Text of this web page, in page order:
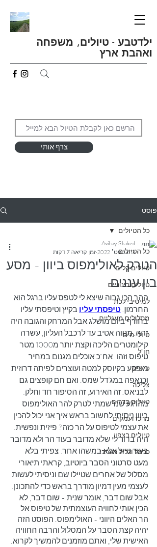
ילדטבע - טיולים, משפחה
ואהבת ארץ
צרף אותי
פוסט
כל הטיולים
טיולים קלים
טיולים בינוניים
למיטיבי לכת
מסלולים מעגליים
טיולי מים
חו"ל
טיפים
צלילה
טיולים בדרום
מרכז ועמקים
טיולים בצפון
כרמל וגליל מערבי
כל הטיולים
הטרק לאולימפוס ביוון - מסע
בין עננים
Avihay Shaked
13 בספט׳ 2022
זמן קריאה 7 דקות
ההר הכי גבוה שיצא לי לטפס עליו ברגל הוא
החרמון. טיפסתי עליו בקיץ וטיפסתי עליו
בחורף ביום מושלג אבל המרחק והגובה היה
זהה. מנווה אטיב עד לרכבל העליון, עשרה
קילומטרים הליכה וקצת יותר מ1000 מטר
טיפוס וזהו. אח"כ אוכלים מגנום במחיר
מופקע בקיוסק למטה ועוצרים לפיתה דרוזית
וכנאפה במג'דל שמס. ואם חם קופצים גם
לבניאס. זה האירוע, זה הסיפור חד וחלק.
מהרגע שנרשמתי לטרק להר האולימפוס
ביוון ניסיתי לחשוב בראש איך אני יכול להכין
את עצמי לטיפוס על הר כזה? פיזית ונפשית.
היה ברור לי שלא מדובר בעוד הר ולא מדובר
בעוד טיול אלא במשהו אחר. צפיתי בלא
מעט סרטוני הסבר ביוטיוב, קראתי תיאורי
מסלול של אחרים שטיילו שם וניסיתי לעשות
לעצמי מעין דמיון מודרך בראש כדי להתכונן.
אבל שום דבר, אומר שנית - שום דבר, לא
הכין אותי לחוויה העוצמתית של טיפוס אל
הר האלים היווני - האולימפוס. הפוסט הזה
יהיה קצת הסבר על המסלול והרבה החוויה
האישית שלי, ואתם מוזמנים להמשיך לקרוא.